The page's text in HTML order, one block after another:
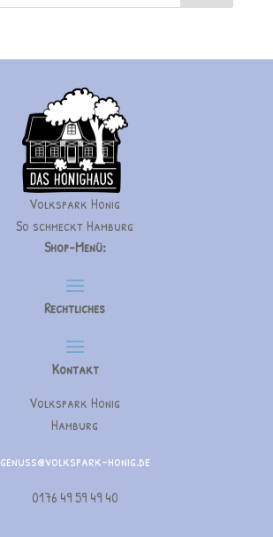
Volkspark Honig
So schmeckt Hamburg
Shop-Menü:
Rechtliches
Kontakt
Volkspark Honig
Hamburg
genuss@volkspark-honig.de
0176 49 59 49 40